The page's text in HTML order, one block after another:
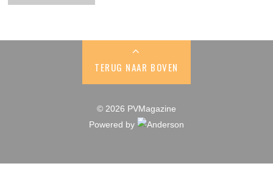
TERUG NAAR BOVEN
© 2026 PVMagazine
Powered by